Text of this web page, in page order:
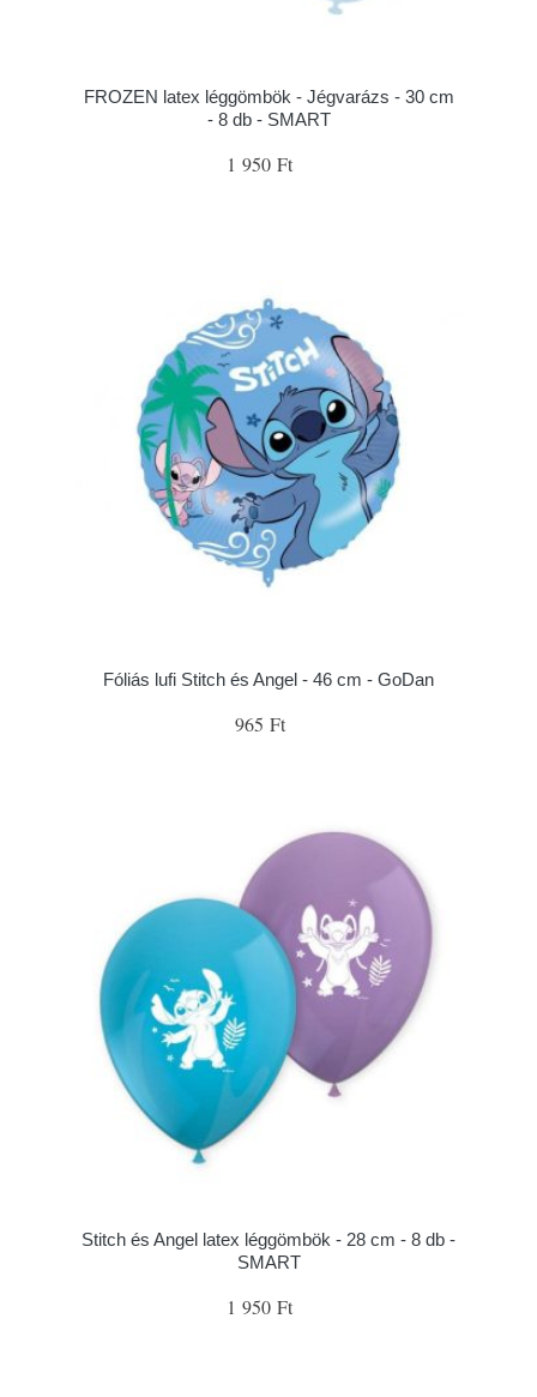
FROZEN latex léggömbök - Jégvarázs - 30 cm
- 8 db - SMART
1 950 Ft
Fóliás lufi Stitch és Angel - 46 cm - GoDan
965 Ft
Stitch és Angel latex léggömbök - 28 cm - 8 db -
SMART
1 950 Ft